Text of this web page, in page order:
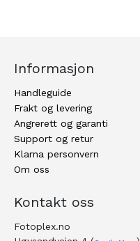
Informasjon
Handleguide
Frakt og levering
Angrerett og garanti
Support og retur
Klarna personvern
Om oss
Kontakt oss
Fotoplex.no